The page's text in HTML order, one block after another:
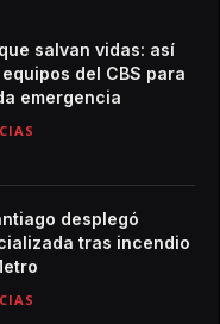
salvan vidas: así
del CBS para
emergencia
desplegó
tras incendio